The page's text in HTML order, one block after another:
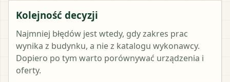
Kolejność decyzji
Najmniej błędów jest wtedy, gdy zakres prac
wynika z budynku, a nie z katalogu wykonawcy.
Dopiero po tym warto porównywać urządzenia i
oferty.